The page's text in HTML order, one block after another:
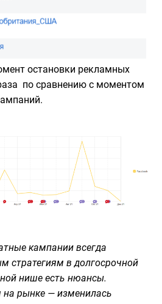
остановки рекламных
по сравнению с моментом
кампании всегда
стратегиям в долгосрочной
нише есть нюансы.
на рынке — изменилась